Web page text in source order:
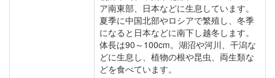
ア南東部、日本などに生息しています。
夏季に中国北部やロシアで繁殖し、冬季
になると日本などに南下し越冬します。
体長は90～100cm。湖沼や河川、干潟な
どに生息し、植物の根や昆虫、両生類な
どを食べています。